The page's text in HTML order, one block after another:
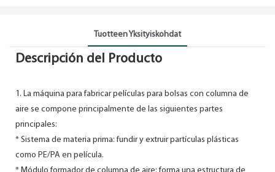
Tuotteen Yksityiskohdat
Descripción del Producto
1. La máquina para fabricar películas para bolsas con columna de
aire se compone principalmente de las siguientes partes
principales:
* Sistema de materia prima: fundir y extruir partículas plásticas
como PE/PA en película.